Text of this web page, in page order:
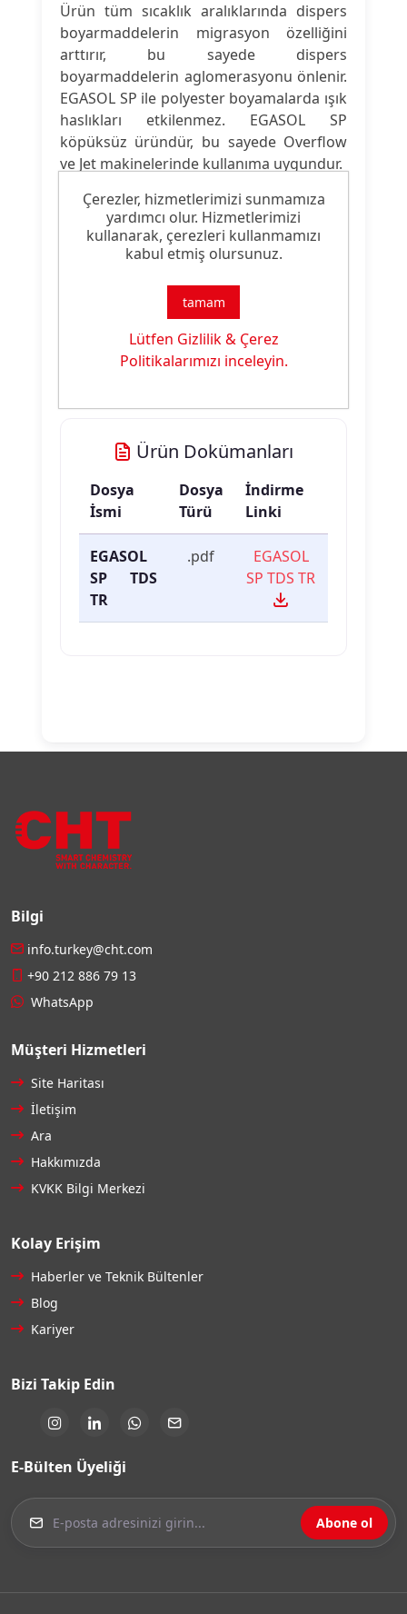
Ürün tüm sıcaklık aralıklarında dispers
boyarmaddelerin migrasyon özelliğini
arttırır, bu sayede dispers
boyarmaddelerin aglomerasyonu önlenir.
EGASOL SP ile polyester boyamalarda ışık
haslıkları etkilenmez. EGASOL SP
köpüksüz üründür, bu sayede Overflow
ve Jet makinelerinde kullanıma uygundur.
Ürün Nitelikleri
Egalizatör & Dispergatör
Özelliği:
Boya Banyosunda Yüksek
Egalize Özelliği
Ürün Dokümanları
Dosya
İsmi
Dosya
Türü
İndirme
Linki
EGASOL
SP TDS
TR
.pdf
EGASOL
SP TDS TR
Bilgi
info.turkey@cht.com
+90 212 886 79 13
WhatsApp
Müşteri Hizmetleri
Site Haritası
İletişim
Ara
Hakkımızda
KVKK Bilgi Merkezi
Kolay Erişim
Haberler ve Teknik Bültenler
Blog
Kariyer
Bizi Takip Edin
E-Bülten Üyeliği
Abone ol
Çerezler, hizmetlerimizi sunmamıza
yardımcı olur. Hizmetlerimizi
kullanarak, çerezleri kullanmamızı
kabul etmiş olursunuz.
tamam
Lütfen Gizlilik & Çerez
Politikalarımızı inceleyin.